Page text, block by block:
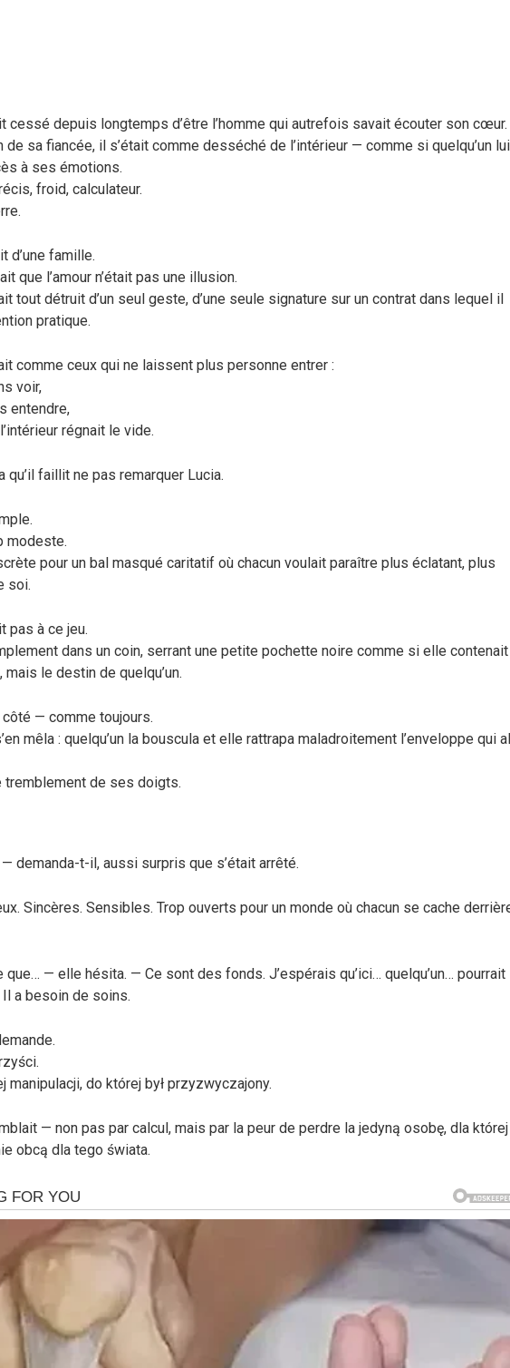
cessé depuis longtemps d’être l’homme qui autrefois savait écouter son cœur.
de sa fiancée, il s’était comme desséché de l’intérieur — comme si quelqu’un lui
à ses émotions.
froid, calculateur.
d’une famille.
que l’amour n’était pas une illusion.
tout détruit d’un seul geste, d’une seule signature sur un contrat dans lequel il
pratique.
comme ceux qui ne laissent plus personne entrer :
voir,
entendre,
régnait le vide.
qu’il faillit ne pas remarquer Lucia.
modeste.
pour un bal masqué caritatif où chacun voulait paraître plus éclatant, plus
soi.
pas à ce jeu.
dans un coin, serrant une petite pochette noire comme si elle contenait
mais le destin de quelqu’un.
— comme toujours.
mêla : quelqu’un la bouscula et elle rattrapa maladroitement l’enveloppe qui
tremblement de ses doigts.
demanda-t-il, aussi surpris que s’était arrêté.
Sincères. Sensibles. Trop ouverts pour un monde où chacun se cache
que… — elle hésita. — Ce sont des fonds. J’espérais qu’ici… quelqu’un… pourrait
a besoin de soins.
manipulacji, do której był przyzwyczajony.
— non pas par calcul, mais par la peur de perdre la jedyną osobę, dla
obcą dla tego świata.